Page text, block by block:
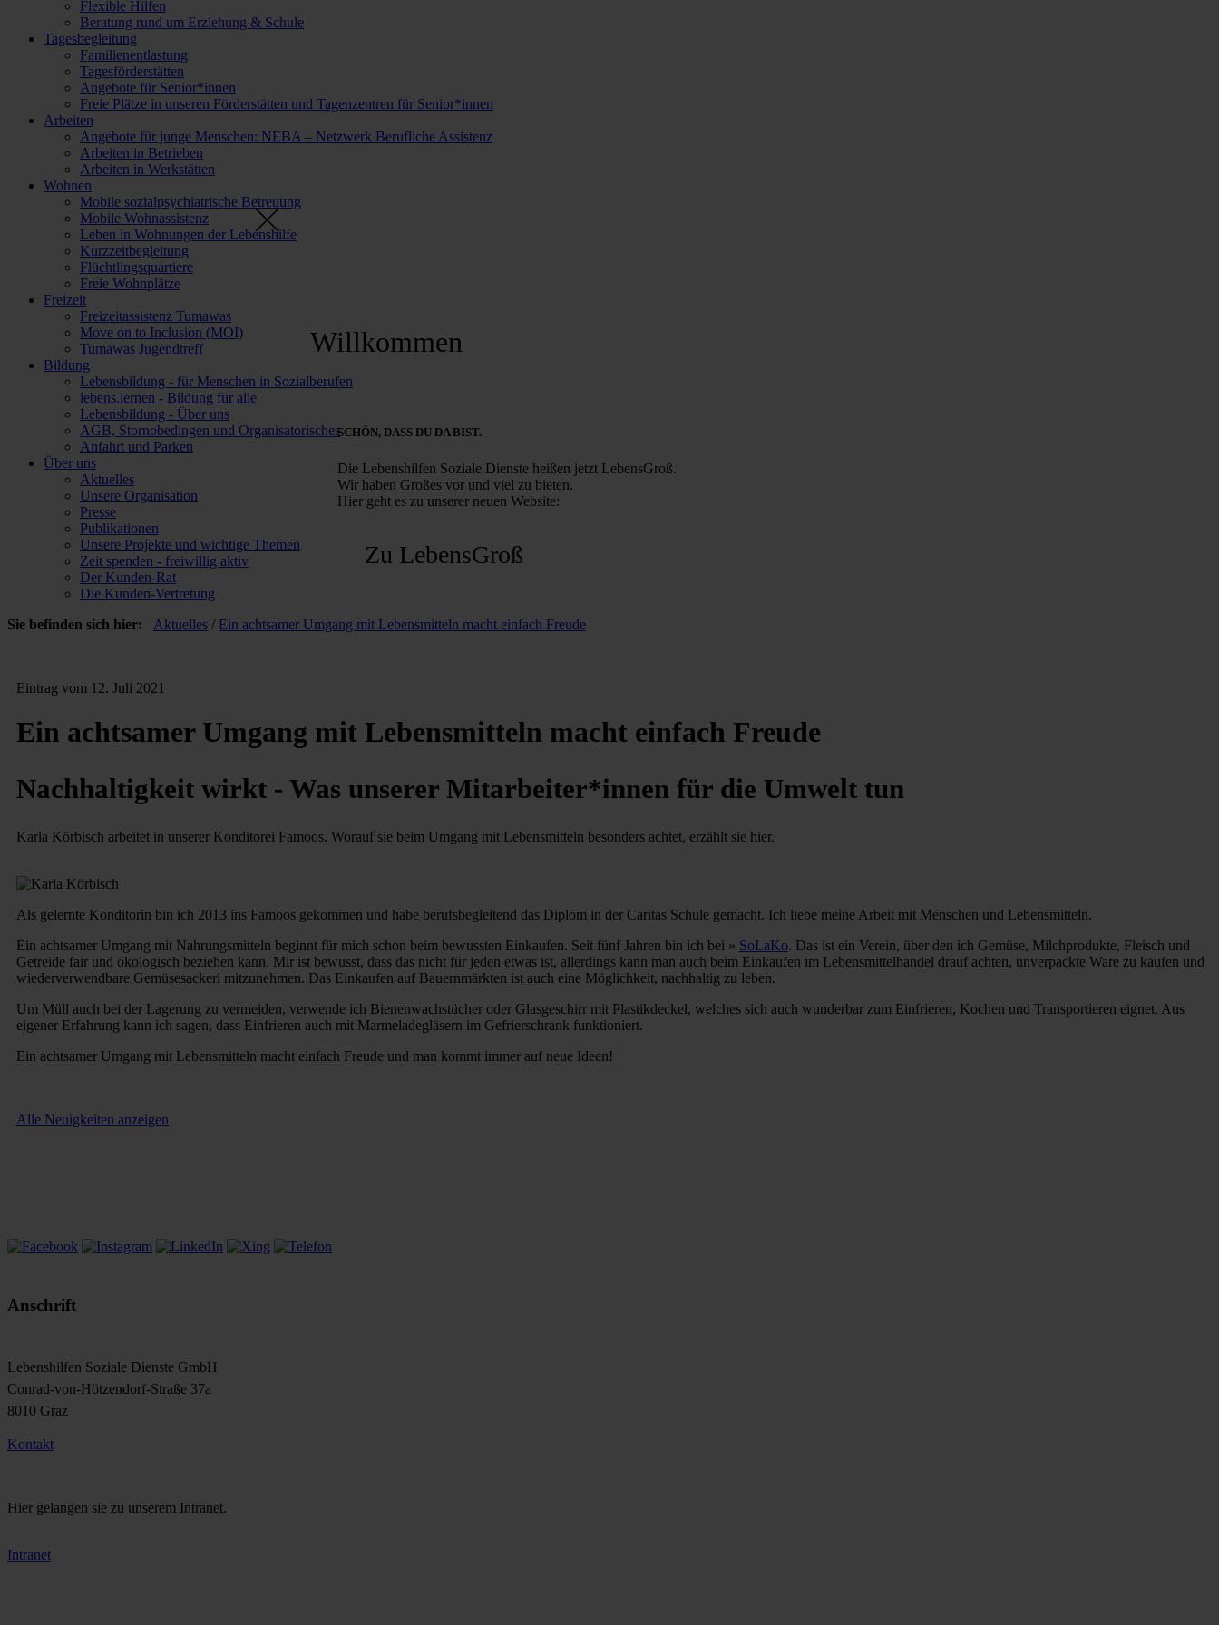
Flexible Hilfen
Beratung rund um Erziehung & Schule
Tagesbegleitung
Familienentlastung
Tagesförderstätten
Angebote für Senior*innen
Freie Plätze in unseren Förderstätten und Tagenzentren für Senior*innen
Arbeiten
Angebote für junge Menschen: NEBA – Netzwerk Berufliche Assistenz
Arbeiten in Betrieben
Arbeiten in Werkstätten
Wohnen
Mobile sozialpsychiatrische Betreuung
Mobile Wohnassistenz
Leben in Wohnungen der Lebenshilfe
Kurzzeitbegleitung
Flüchtlingsquartiere
Freie Wohnplätze
Freizeit
Freizeitassistenz Tumawas
Move on to Inclusion (MOI)
Tumawas Jugendtreff
Bildung
Lebensbildung - für Menschen in Sozialberufen
lebens.lernen - Bildung für alle
Lebensbildung - Über uns
AGB, Stornobedingen und Organisatorisches
Anfahrt und Parken
Über uns
Aktuelles
Unsere Organisation
Presse
Publikationen
Unsere Projekte und wichtige Themen
Zeit spenden - freiwillig aktiv
Der Kunden-Rat
Die Kunden-Vertretung
Sie befinden sich hier:
Aktuelles / Ein achtsamer Umgang mit Lebensmitteln macht einfach Freude
Eintrag vom 12. Juli 2021
Ein achtsamer Umgang mit Lebensmitteln macht einfach Freude
Nachhaltigkeit wirkt - Was unserer Mitarbeiter*innen für die Umwelt tun
Karla Körbisch arbeitet in unserer Konditorei Famoos. Worauf sie beim Umgang mit Lebensmitteln besonders achtet, erzählt sie hier.
Als gelernte Konditorin bin ich 2013 ins Famoos gekommen und habe berufsbegleitend das Diplom in der Caritas Schule gemacht. Ich liebe meine Arbeit mit Menschen und Lebensmitteln.
Ein achtsamer Umgang mit Nahrungsmitteln beginnt für mich schon beim bewussten Einkaufen. Seit fünf Jahren bin ich bei » SoLaKo. Das ist ein Verein, über den ich Gemüse, Milchprodukte, Fleisch und
Getreide fair und ökologisch beziehen kann. Mir ist bewusst, dass das nicht für jeden etwas ist, allerdings kann man auch beim Einkaufen im Lebensmittelhandel drauf achten, unverpackte Ware zu kaufen und
wiederverwendbare Gemüsesackerl mitzunehmen. Das Einkaufen auf Bauernmärkten ist auch eine Möglichkeit, nachhaltig zu leben.
Um Müll auch bei der Lagerung zu vermeiden, verwende ich Bienenwachstücher oder Glasgeschirr mit Plastikdeckel, welches sich auch wunderbar zum Einfrieren, Kochen und Transportieren eignet. Aus
eigener Erfahrung kann ich sagen, dass Einfrieren auch mit Marmeladegläsern im Gefrierschrank funktioniert.
Ein achtsamer Umgang mit Lebensmitteln macht einfach Freude und man kommt immer auf neue Ideen!
Alle Neuigkeiten anzeigen
Anschrift
Lebenshilfen Soziale Dienste GmbH
Conrad-von-Hötzendorf-Straße 37a
8010 Graz
Kontakt
Hier gelangen sie zu unserem Intranet.
Intranet
Willkommen
SCHÖN, DASS DU DA BIST.
Die Lebenshilfen Soziale Dienste heißen jetzt LebensGroß.
Wir haben Großes vor und viel zu bieten.
Hier geht es zu unserer neuen Website:
Zu LebensGroß